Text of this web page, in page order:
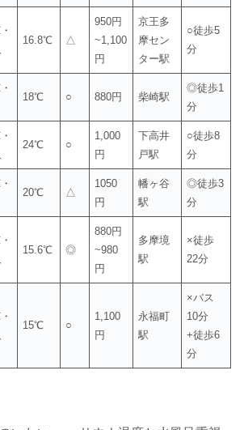
16.8℃ △
950円
~1,100
円
京王多
摩セン
ター駅
○徒歩5
分
18℃ ○ 880円 柴崎駅
◎徒歩1
分
24℃ ○
1,000
円
下高井
戸駅
○徒歩8
分
20℃ △
1050
円
幡ヶ谷
駅
◎徒歩3
分
15.6℃ ◎
880円
~980
円
多摩境
駅
×徒歩
22分
15℃ ○
1,100
円
永福町
駅
×バス
10分
+徒歩6
分